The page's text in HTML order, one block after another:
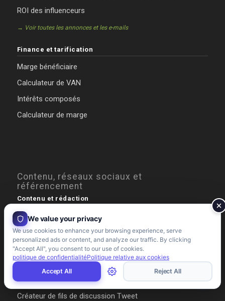
ROI des influenceurs
→ Voir toutes les annonces et les e-mails
Finance et tarification
Marge bénéficiaire
Calculateur de VAN
Intérêts composés
Calculateur de marge
Contenu, réseaux sociaux et
référencement
Contenu et rédaction
Analyseur de titres
Score de lecture de Flesch
Méta-description
Constructeur AIDA
Compteur de mots
Créateur de fils de discussion Tweet
We value your privacy
We use cookies to enhance your browsing experience, serve
personalized ads or content, and analyze our traffic. By clicking
"Accept All", you consent to our use of cookies.
politique de confidentialitéPolitique relative aux cookies
Accept All
Reject All